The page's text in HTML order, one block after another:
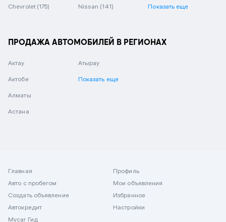
Chevrolet (175) Nissan (141) Показать еще
ПРОДАЖА АВТОМОБИЛЕЙ В РЕГИОНАХ
Актау
Актобе
Алматы
Астана
Атырау
Показать еще
Главная
Авто с пробегом
Создать объявление
Автокредит
Mycar Гид
Профиль
Мои объявления
Избранное
Настройки